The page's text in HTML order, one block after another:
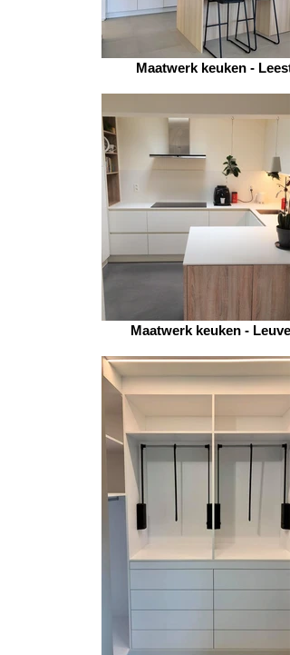
Maatwerk keuken - Leest
Maatwerk keuken - Leuven